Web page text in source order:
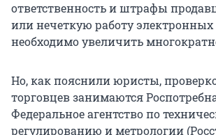
ответственность и штрафы
или нечеткую работу электронных
необходимо увеличить
Но, как пояснили юристы,
торговцев занимаются
Федеральное агентство по
регулированию и метрологии